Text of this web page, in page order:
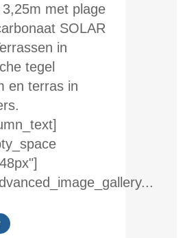
met plage
SOLAR
in
tegel
en terras in